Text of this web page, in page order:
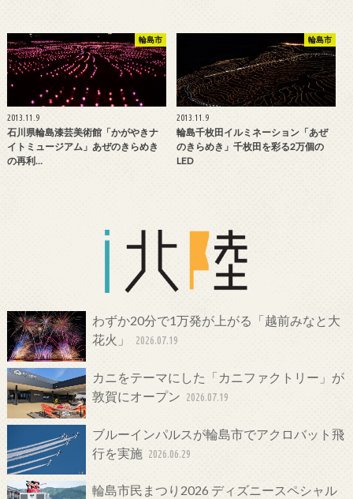
輪島市
2013.11.9
石川県輪島漆芸美術館「かがやきナ
イトミュージアム」あぜのきらめき
の再利…
輪島市
2013.11.9
輪島千枚田イルミネーション「あぜ
のきらめき」千枚田を彩る2万個の
LED
わずか20分で1万発が上がる「越前みなと大
花火」
2026.07.19
カニをテーマにした「カニファクトリー」が
敦賀にオープン 2026.07.19
ブルーインパルスが輪島市でアクロバット飛
行を実施 2026.06.29
輪島市民まつり2026 ディズニースペシャル